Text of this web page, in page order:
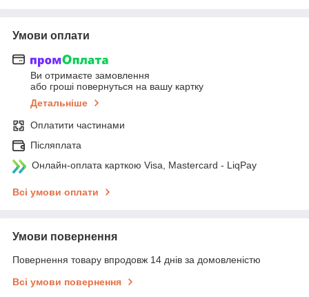
Умови оплати
Ви отримаєте замовлення
або гроші повернуться на вашу картку
Детальніше
Оплатити частинами
Післяплата
Онлайн-оплата карткою Visa, Mastercard - LiqPay
Всі умови оплати
Умови повернення
Повернення товару впродовж 14 днів за домовленістю
Всі умови повернення